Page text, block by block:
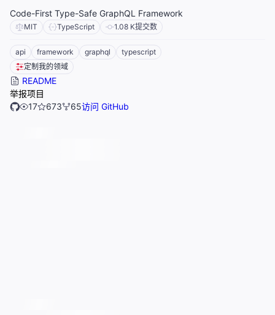
Code-First Type-Safe GraphQL Framework
MIT TypeScript 1.08 K提交数
api framework graphql
typescript
定制我的领域
README
举报项目
17
673 65访问 GitHub